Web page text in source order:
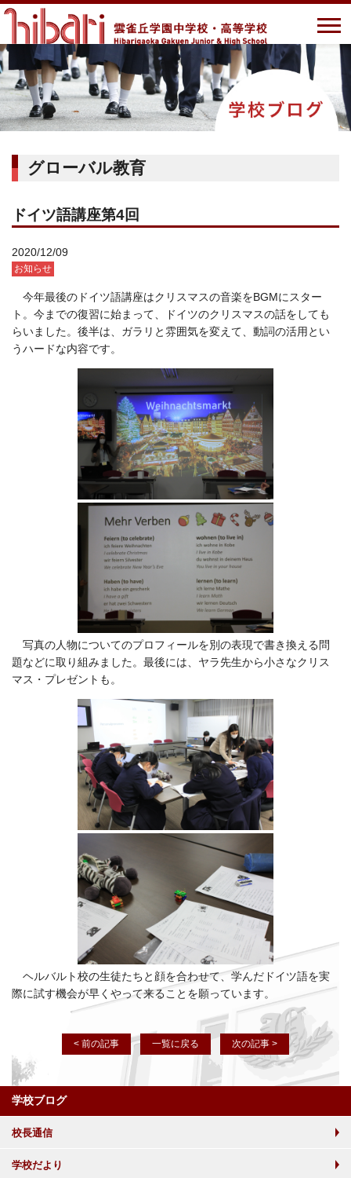
グローバル教育
ドイツ語講座第4回
2020/12/09
お知らせ
今年最後のドイツ語講座はクリスマスの音楽をBGMにスター
ト。今までの復習に始まって、ドイツのクリスマスの話をしても
らいました。後半は、ガラリと雰囲気を変えて、動詞の活用とい
うハードな内容です。
写真の人物についてのプロフィールを別の表現で書き換える問
題などに取り組みました。最後には、ヤラ先生から小さなクリス
マス・プレゼントも。
ヘルバルト校の生徒たちと顔を合わせて、学んだドイツ語を実
際に試す機会が早くやって来ることを願っています。
< 前の記事 一覧に戻る 次の記事 >
学校ブログ
校長通信
学校だより